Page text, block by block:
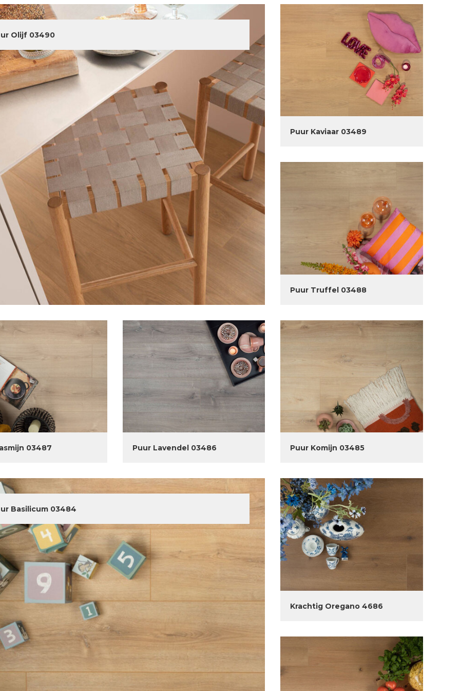
Olijf 03490
Puur Kaviaar 03489
Puur Truffel 03488
03487 Puur Lavendel 03486 Puur Komijn 03485
Basilicum 03484
Krachtig Oregano 4686